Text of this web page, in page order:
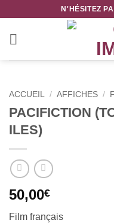
contenu
N'HÉSITEZ
ACCUEIL / AFFICHES /
PACIFICTION
ILES)
50,00€
Film français